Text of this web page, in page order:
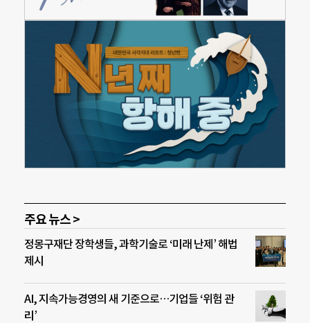
주요 뉴스 >
정몽구재단 장학생들, 과학기술로 ‘미래 난제’ 해법
제시
AI, 지속가능경영의 새 기준으로…기업들 ‘위험 관
리’